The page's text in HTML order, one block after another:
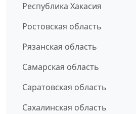
Республика Хакасия
Ростовская область
Рязанская область
Самарская область
Саратовская область
Сахалинская область